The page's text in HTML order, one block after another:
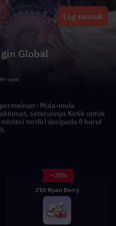
Log masuk
Global
sold
: Mula-mula
seterusnya Ketik untuk
misteri terdiri daripada 8 huruf
- 25%
210 Nyan Berry